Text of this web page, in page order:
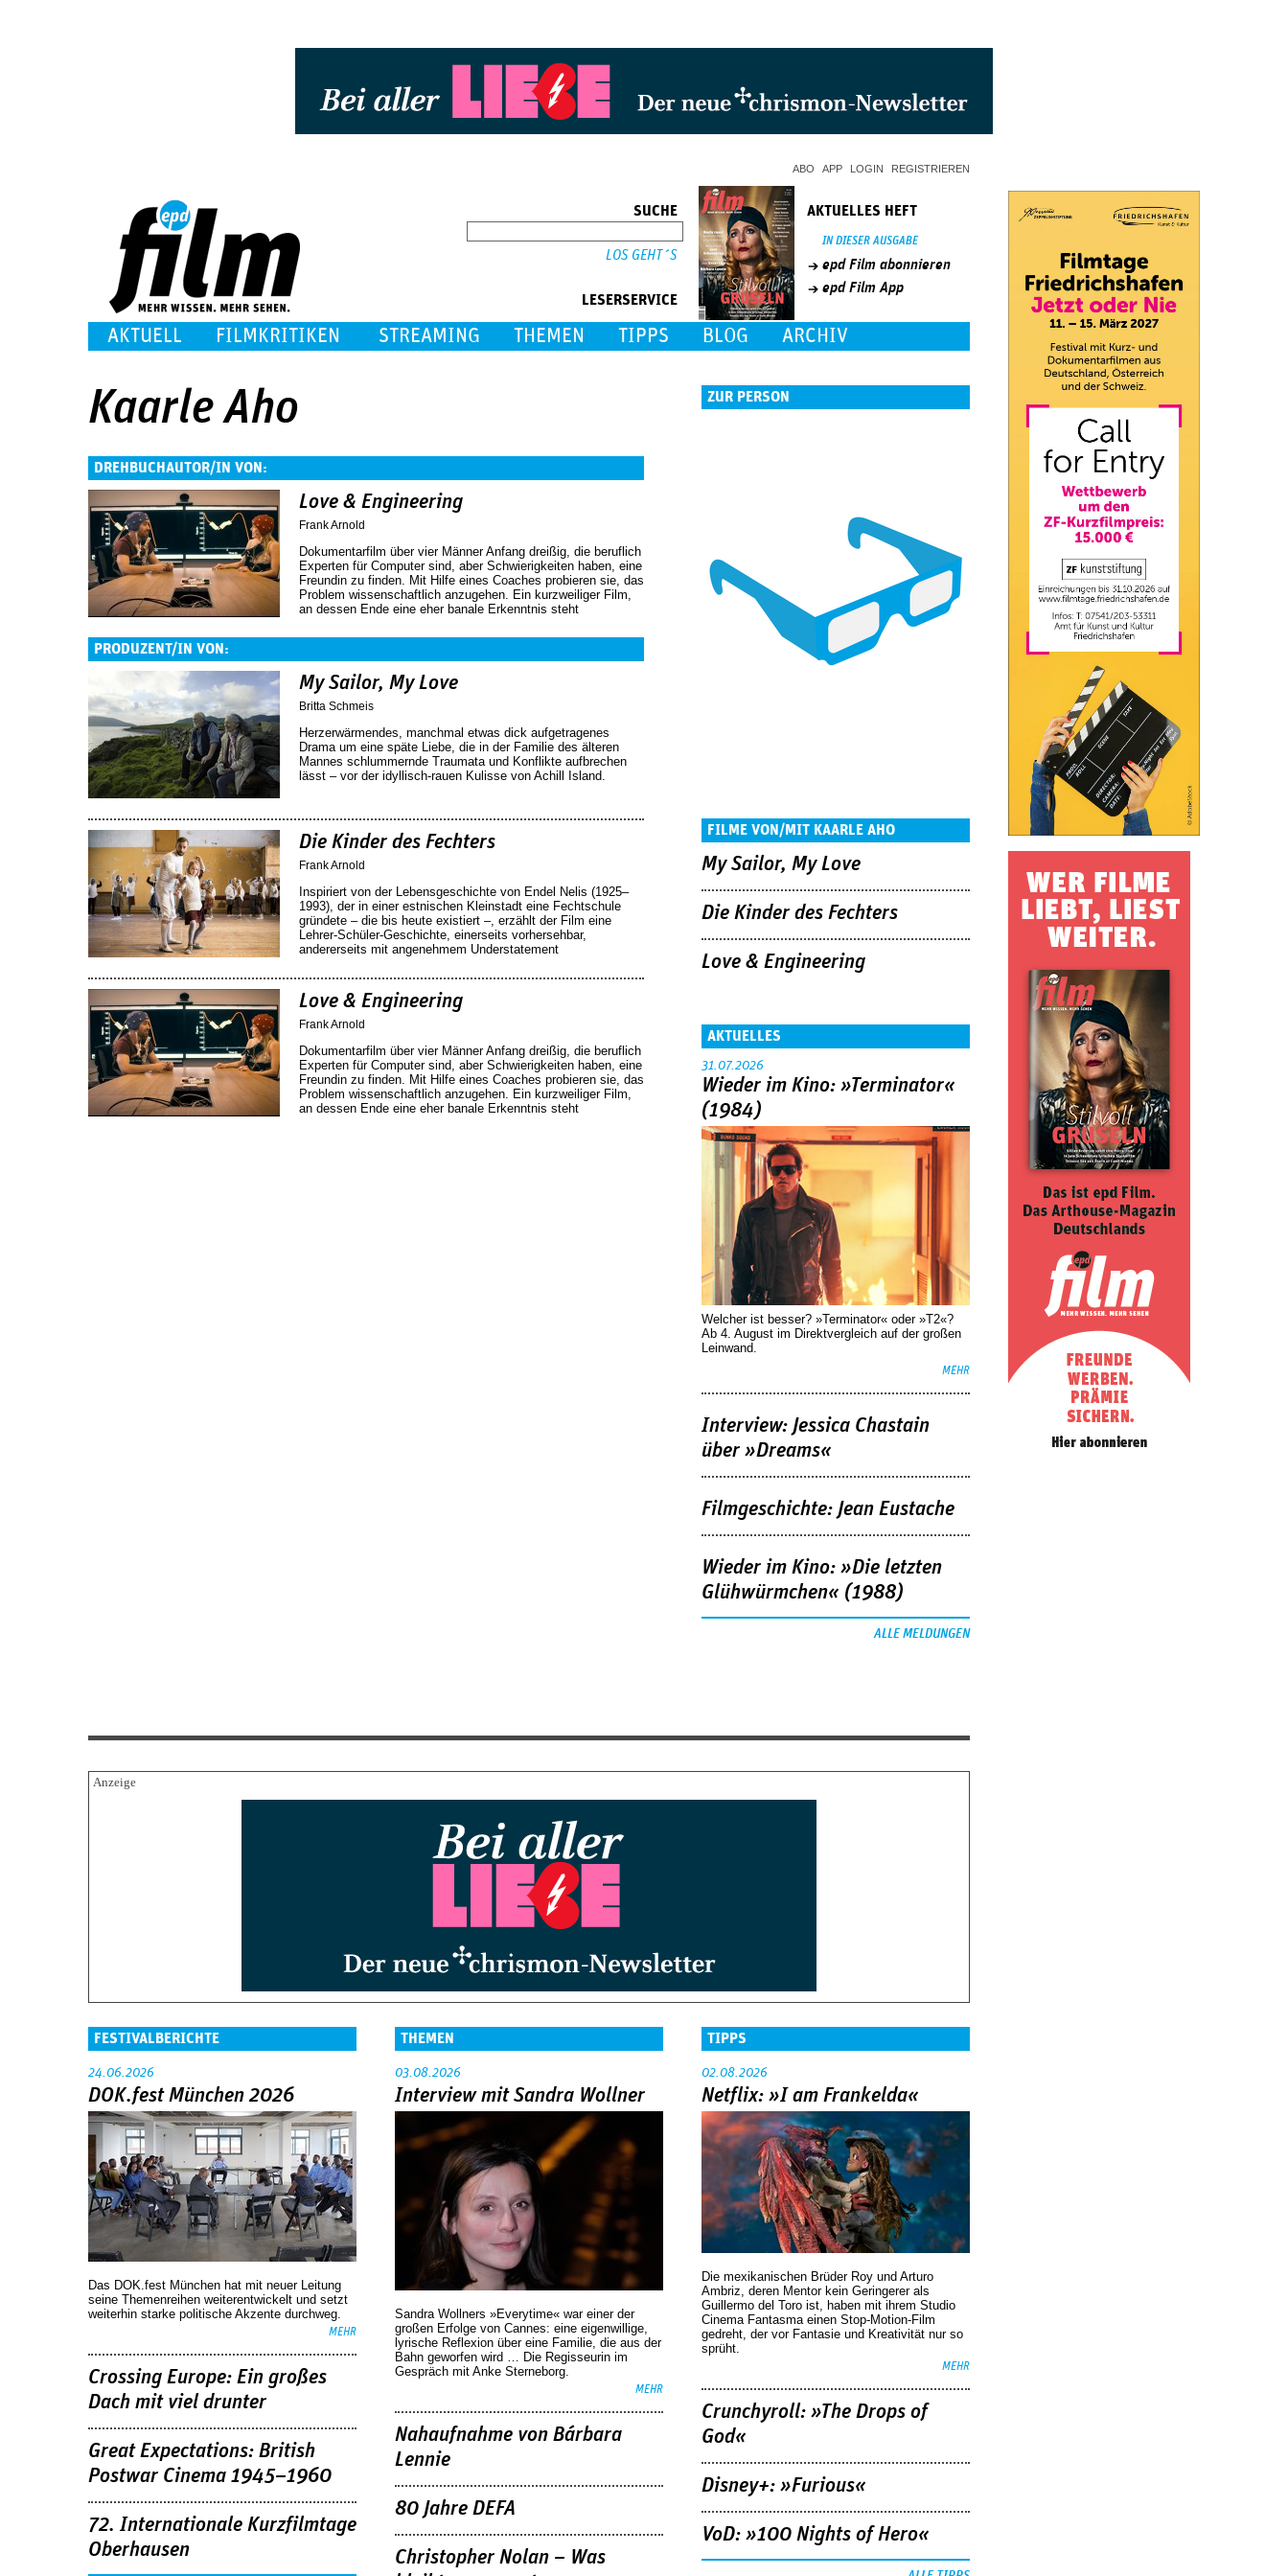
ABO APP LOGIN REGISTRIEREN
SUCHE
LESERSERVICE
AKTUELLES HEFT
IN DIESER AUSGABE
epd Film abonnieren
epd Film App
AKTUELL FILMKRITIKEN STREAMING THEMEN TIPPS BLOG ARCHIV
Kaarle Aho
DREHBUCHAUTOR/IN VON:
Love & Engineering
Frank Arnold
Dokumentarfilm über vier Männer Anfang dreißig, die beruflich
Experten für Computer sind, aber Schwierigkeiten haben, eine
Freundin zu finden. Mit Hilfe eines Coaches probieren sie, das
Problem wissenschaftlich anzugehen. Ein kurzweiliger Film,
an dessen Ende eine eher banale Erkenntnis steht
PRODUZENT/IN VON:
My Sailor, My Love
Britta Schmeis
Herzerwärmendes, manchmal etwas dick aufgetragenes
Drama um eine späte Liebe, die in der Familie des älteren
Mannes schlummernde Traumata und Konflikte aufbrechen
lässt – vor der idyllisch-rauen Kulisse von Achill Island.
Die Kinder des Fechters
Frank Arnold
Inspiriert von der Lebensgeschichte von Endel Nelis (1925–
1993), der in einer estnischen Kleinstadt eine Fechtschule
gründete – die bis heute existiert –, erzählt der Film eine
Lehrer-Schüler-Geschichte, einerseits vorhersehbar,
andererseits mit angenehmem Understatement
Love & Engineering
Frank Arnold
Dokumentarfilm über vier Männer Anfang dreißig, die beruflich
Experten für Computer sind, aber Schwierigkeiten haben, eine
Freundin zu finden. Mit Hilfe eines Coaches probieren sie, das
Problem wissenschaftlich anzugehen. Ein kurzweiliger Film,
an dessen Ende eine eher banale Erkenntnis steht
ZUR PERSON
FILME VON/MIT KAARLE AHO
My Sailor, My Love
Die Kinder des Fechters
Love & Engineering
AKTUELLES
31.07.2026
Wieder im Kino: »Terminator«
(1984)
Welcher ist besser? »Terminator« oder »T2«?
Ab 4. August im Direktvergleich auf der großen
Leinwand.
MEHR
Interview: Jessica Chastain
über »Dreams«
Filmgeschichte: Jean Eustache
Wieder im Kino: »Die letzten
Glühwürmchen« (1988)
ALLE MELDUNGEN
FESTIVALBERICHTE
24.06.2026
DOK.fest München 2026
Das DOK.fest München hat mit neuer Leitung
seine Themenreihen weiterentwickelt und setzt
weiterhin starke politische Akzente durchweg.
MEHR
Crossing Europe: Ein großes
Dach mit viel drunter
Great Expectations: British
Postwar Cinema 1945–1960
72. Internationale Kurzfilmtage
Oberhausen
THEMEN
03.08.2026
Interview mit Sandra Wollner
Sandra Wollners »Everytime« war einer der
großen Erfolge von Cannes: eine eigenwillige,
lyrische Reflexion über eine ­Familie, die aus der
Bahn geworfen wird … Die Regisseurin im
Gespräch mit Anke Sterneborg.
MEHR
Nahaufnahme von Bárbara
Lennie
80 Jahre DEFA
Christopher Nolan – Was
TIPPS
02.08.2026
Netflix: »I am Frankelda«
Die mexikanischen Brüder Roy und Arturo
Ambriz, deren Mentor kein Geringerer als
Guillermo del Toro ist, haben mit ihrem Studio
Cinema Fantasma einen Stop-Motion-Film
gedreht, der vor Fantasie und Kreativität nur so
sprüht.
MEHR
Crunchyroll: »The Drops of
God«
Disney+: »Furious«
VoD: »100 Nights of Hero«